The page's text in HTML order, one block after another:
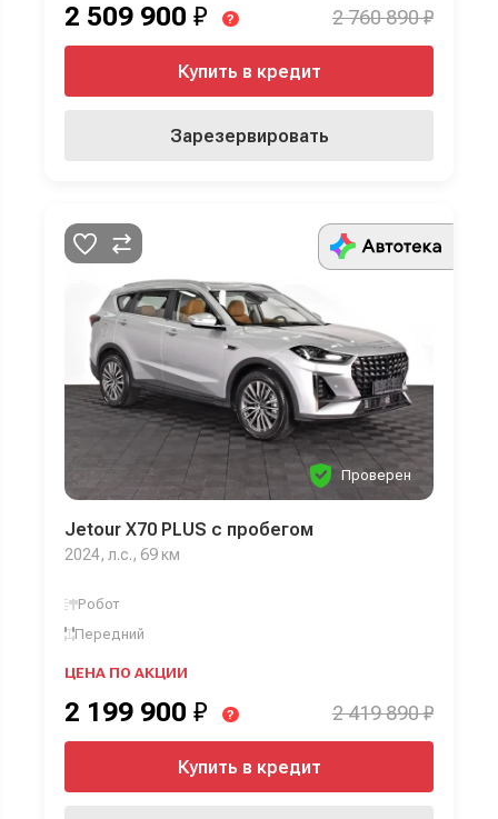
2 509 900 ₽ ? 2 760 890 ₽
Купить в кредит
Зарезервировать
Проверен
Jetour X70 PLUS с пробегом
2024, л.с., 69 км
Робот
Передний
ЦЕНА ПО АКЦИИ
2 199 900 ₽ ? 2 419 890 ₽
Купить в кредит